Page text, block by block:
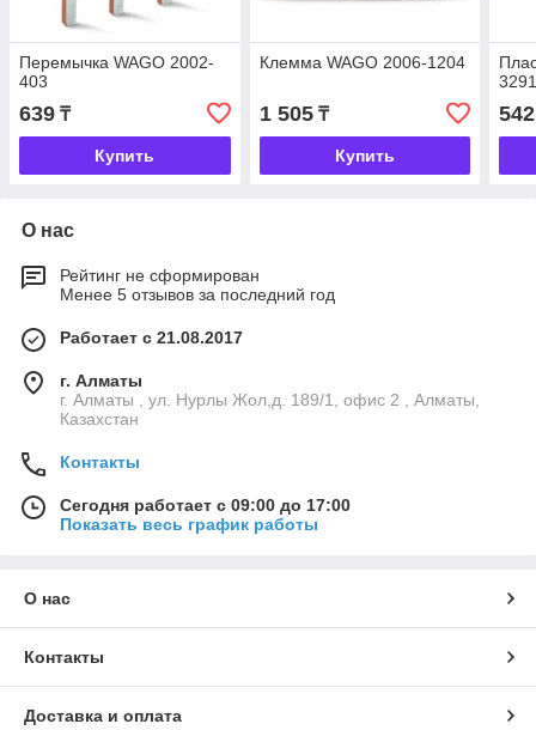
Перемычка WAGO 2002-
403
639 ₸
Купить
Клемма WAGO 2006-1204
1 505₸
Купить
542
О нас
Рейтинг не сформирован
Менее 5 отзывов за последний год
Работает с 21.08.2017
г. Алматы
г. Алматы , ул. Нурлы Жол,д. 189/1, офис 2 , Алматы,
Казахстан
Контакты
Сегодня работает с 09:00 до 17:00
Показать весь график работы
О нас
Контакты
Доставка и оплата